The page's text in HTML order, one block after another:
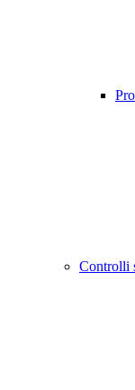
Controlli